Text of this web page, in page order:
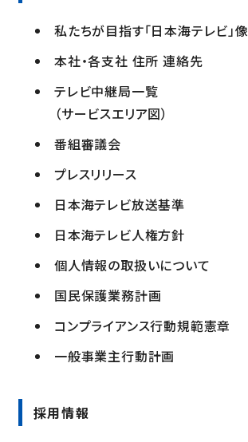
私たちが目指す「日本海テレビ」像
本社・各支社 住所 連絡先
テレビ中継局一覧
（サービスエリア図）
番組審議会
プレスリリース
日本海テレビ放送基準
日本海テレビ人権方針
個人情報の取扱いについて
国民保護業務計画
コンプライアンス行動規範憲章
一般事業主行動計画
採用情報